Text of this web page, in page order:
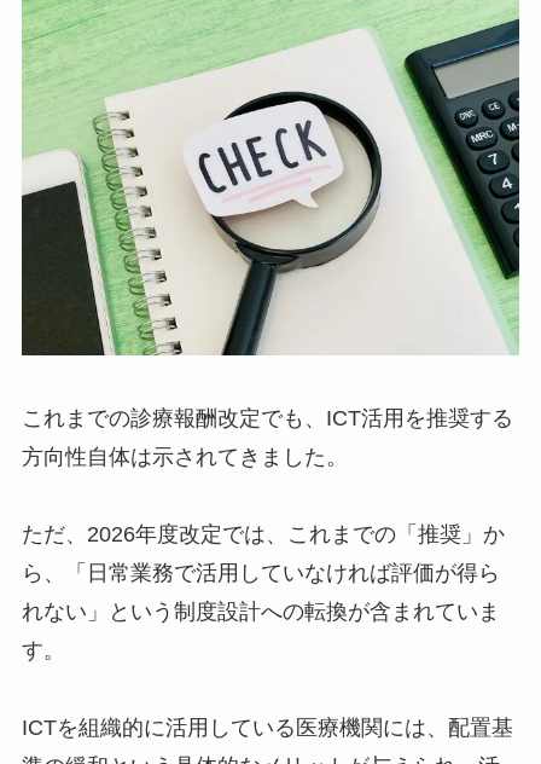
これまでの診療報酬改定でも、ICT活用を推奨する
方向性自体は示されてきました。
ただ、2026年度改定では、これまでの「推奨」か
ら、「日常業務で活用していなければ評価が得ら
れない」という制度設計への転換が含まれていま
す。
ICTを組織的に活用している医療機関には、配置基